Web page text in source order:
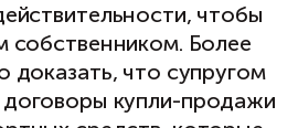
чтобы
собственником. Более
доказать, что супругом
купли-продажи